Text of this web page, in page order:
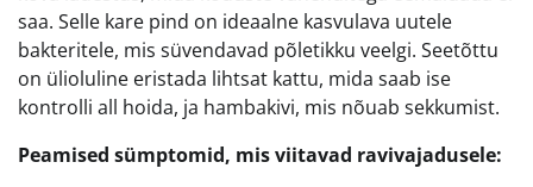
saa. Selle kare pind on ideaalne kasvulava uutele
bakteritele, mis süvendavad põletikku veelgi. Seetõttu
on ülioluline eristada lihtsat kattu, mida saab ise
kontrolli all hoida, ja hambakivi, mis nõuab sekkumist.
Peamised sümptomid, mis viitavad ravivajadusele: